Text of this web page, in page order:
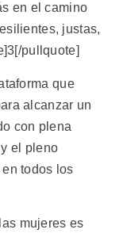
en el camino
justas,
pullquote]
que
alcanzar un
con plena
el pleno
todos los
mujeres es